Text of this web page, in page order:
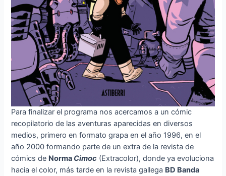
Para finalizar el programa nos acercamos a un cómic
recopilatorio de las aventuras aparecidas en diversos
medios, primero en formato grapa en el año 1996, en el
año 2000 formando parte de un extra de la revista de
cómics de Norma Cimoc (Extracolor), donde ya evoluciona
hacia el color, más tarde en la revista gallega BD Banda